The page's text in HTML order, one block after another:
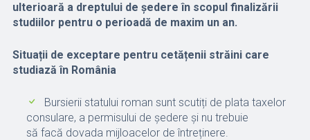
ulterioară a dreptului de ședere în scopul finalizării
studiilor pentru o perioadă de maxim un an.
Situații de exceptare pentru cetățenii străini care
studiază în România
Bursierii statului roman sunt scutiți de plata taxelor
consulare, a permisului de ședere și nu trebuie
să facă dovada mijloacelor de întreținere.